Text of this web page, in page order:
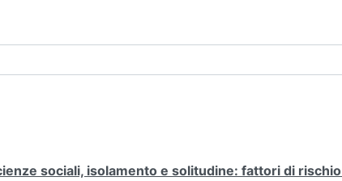
sociali, isolamento e solitudine: fattori di